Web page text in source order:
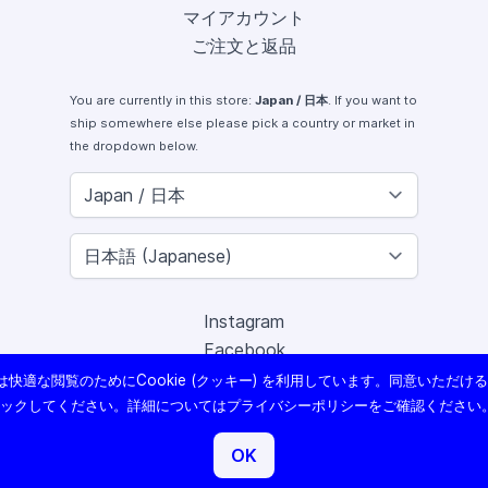
マイアカウント
ご注文と返品
You are currently in this store: Japan / 日本. If you want to
ship somewhere else please pick a country or market in
the dropdown below.
Instagram
Facebook
X (Twitter)
Youtube
Lomography
快適な閲覧のためにCookie (クッキー) を利用しています。同意いただけ
ックしてください。詳細についてはプライバシーポリシーをご確認ください
OK